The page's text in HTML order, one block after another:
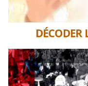
DÉCODER